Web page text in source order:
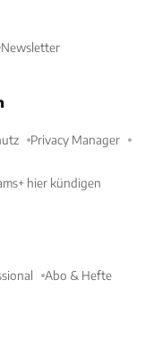
Newsletter
Privacy Manager
hier kündigen
Abo & Hefte